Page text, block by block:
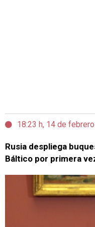
18:23 h, 14 de
Rusia despliega
Báltico por primera